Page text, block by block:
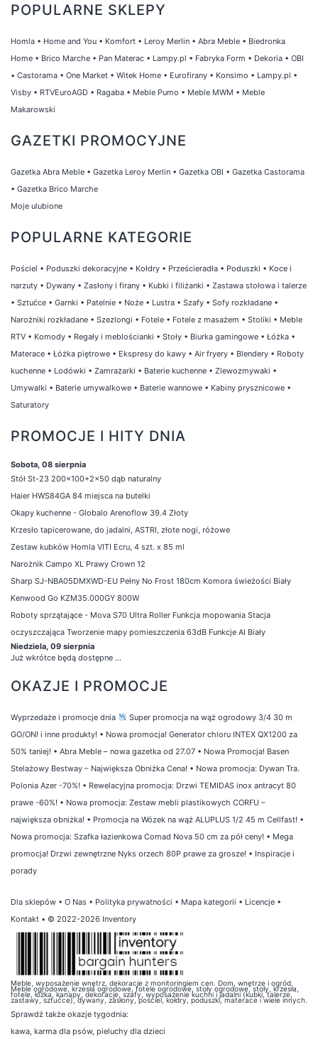
POPULARNE SKLEPY
Homla • Home and You • Komfort • Leroy Merlin • Abra Meble • Biedronka
Home • Brico Marche • Pan Materac • Lampy.pl • Fabryka Form • Dekoria • OBI
• Castorama • One Market • Witek Home • Eurofirany • Konsimo • Lampy.pl •
Visby • RTVEuroAGD • Ragaba • Meble Pumo • Meble MWM • Meble
Makarowski
GAZETKI PROMOCYJNE
Gazetka Abra Meble • Gazetka Leroy Merlin • Gazetka OBI • Gazetka Castorama
• Gazetka Brico Marche
Moje ulubione
POPULARNE KATEGORIE
Pościel • Poduszki dekoracyjne • Kołdry • Prześcieradła • Poduszki • Koce i
narzuty • Dywany • Zasłony i firany • Kubki i filiżanki • Zastawa stołowa i talerze
• Sztućce • Garnki • Patelnie • Noże • Lustra • Szafy • Sofy rozkładane •
Narożniki rozkładane • Szezlongi • Fotele • Fotele z masażem • Stoliki • Meble
RTV • Komody • Regały i meblościanki • Stoły • Biurka gamingowe • Łóżka •
Materace • Łóżka piętrowe • Ekspresy do kawy • Air fryery • Blendery • Roboty
kuchenne • Lodówki • Zamrażarki • Baterie kuchenne • Zlewozmywaki •
Umywalki • Baterie umywalkowe • Baterie wannowe • Kabiny prysznicowe •
Saturatory
PROMOCJE I HITY DNIA
Sobota, 08 sierpnia
Stół St-23 200x100+2x50 dąb naturalny
Haier HWS84GA 84 miejsca na butelki
Okapy kuchenne - Globalo Arenoflow 39.4 Złoty
Krzesło tapicerowane, do jadalni, ASTRI, złote nogi, różowe
Zestaw kubków Homla VITI Ecru, 4 szt. x 85 ml
Narożnik Campo XL Prawy Crown 12
Sharp SJ-NBA05DMXWD-EU Pełny No Frost 180cm Komora świeżości Biały
Kenwood Go KZM35.000GY 800W
Roboty sprzątające - Mova S70 Ultra Roller Funkcja mopowania Stacja
oczyszczająca Tworzenie mapy pomieszczenia 63dB Funkcje AI Biały
Niedziela, 09 sierpnia
Już wkrótce będą dostępne ...
OKAZJE I PROMOCJE
Wyprzedaże i promocje dnia
Super promocja na wąż ogrodowy 3/4 30 m
GO/ON! i inne produkty! • Nowa promocja! Generator chloru INTEX QX1200 za
50% taniej! • Abra Meble – nowa gazetka od 27.07 • Nowa Promocja! Basen
Stelażowy Bestway – Największa Obniżka Cena! • Nowa promocja: Dywan Tra.
Polonia Azer -70%! • Rewelacyjna promocja: Drzwi TEMIDAS inox antracyt 80
prawe -60%! • Nowa promocja: Zestaw mebli plastikowych CORFU –
największa obniżka! • Promocja na Wózek na wąż ALUPLUS 1/2 45 m Cellfast! •
Nowa promocja: Szafka łazienkowa Comad Nova 50 cm za pół ceny! • Mega
promocja! Drzwi zewnętrzne Nyks orzech 80P prawe za grosze! • Inspiracje i
porady
Dla sklepów • O Nas • Polityka prywatności • Mapa kategorii • Licencje •
Kontakt • © 2022-2026 Inventory
Meble, wyposażenie wnętrz, dekoracje z monitoringiem cen. Dom, wnętrze i ogród.
Meble ogrodowe, krzesła ogrodowe, fotele ogrodowe, stoły ogrodowe, stoły, krzesła,
fotele, łóżka, kanapy, dekoracje, szafy, wyposażenie kuchni i jadalni (kubki, talerze,
zastawy, sztućce), dywany, zasłony, pościel, kołdry, poduszki, materace i wiele innych.
Sprawdź także okazje tygodnia:
kawa, karma dla psów, pieluchy dla dzieci